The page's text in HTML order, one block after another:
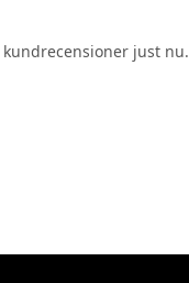
just nu.